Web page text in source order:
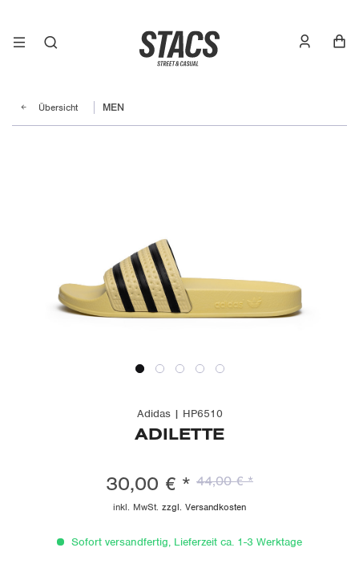
Übersicht MEN
Adidas | HP6510
ADILETTE
30,00 € * 44,00 € *
inkl. MwSt. zzgl. Versandkosten
Sofort versandfertig, Lieferzeit ca. 1-3 Werktage